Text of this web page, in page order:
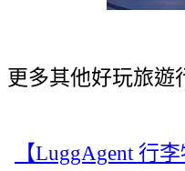
更多其他好玩旅遊
【LuggAgent 行